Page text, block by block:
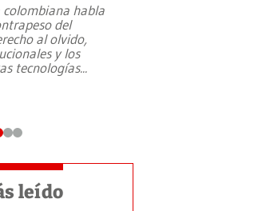
habla
del
al olvido,
y los
tecnologías...
leído